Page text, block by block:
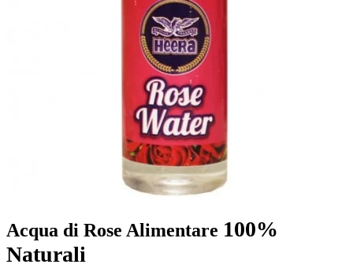
Acqua di Rose Alimentare 100%
Naturali